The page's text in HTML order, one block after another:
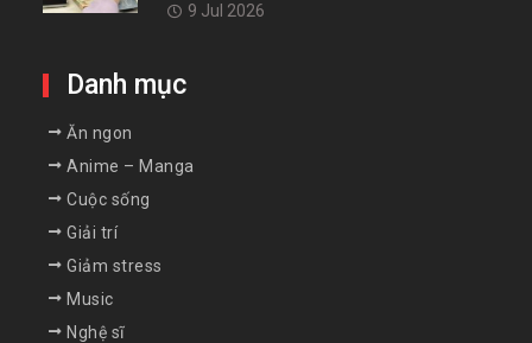
9 Jul 2026
Danh mục
Ăn ngon
Anime – Manga
Cuộc sống
Giải trí
Giảm stress
Music
Nghệ sĩ